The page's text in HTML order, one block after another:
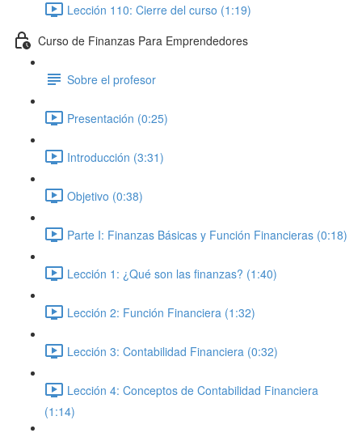
Lección 110: Cierre del curso (1:19)
Curso de Finanzas Para Emprendedores
Sobre el profesor
Presentación (0:25)
Introducción (3:31)
Objetivo (0:38)
Parte I: Finanzas Básicas y Función Financieras (0:18)
Lección 1: ¿Qué son las finanzas? (1:40)
Lección 2: Función Financiera (1:32)
Lección 3: Contabilidad Financiera (0:32)
Lección 4: Conceptos de Contabilidad Financiera
(1:14)